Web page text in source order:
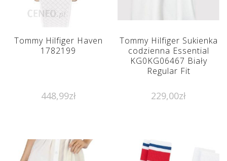
Tommy Hilfiger Haven
1782199
448,99zł
Tommy Hilfiger Sukienka
codzienna Essential
KG0KG06467 Biały
Regular Fit
229,00zł